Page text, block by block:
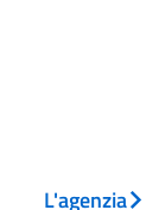
L'agenzia